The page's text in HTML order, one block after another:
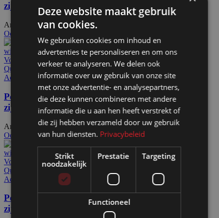
zijdig op wielen
Artikelnummer: 18600 €413,50
Ook te huur
Voeg toe aan offerteaanvraag
Quick view
Add to wishlist
Posterwand HxB208x202cm met 2x A0 kliklijst 1-
zijdig op wielen
Artikelnummer: 18602€500,00 Excl. BTW
Ook te huur
Voeg toe aan offerteaanvraag
Quick view
Add to wishlist
Posterwand HxB259x301cm met 6x A0 kliklijst 1-
zijdig op wielen
Deze website maakt gebruik
van cookies.
We gebruiken cookies om inhoud en
advertenties te personaliseren en om ons
verkeer te analyseren. We delen ook
informatie over uw gebruik van onze site
met onze advertentie- en analysepartners,
die deze kunnen combineren met andere
informatie die u aan hen heeft verstrekt of
die zij hebben verzameld door uw gebruik
van hun diensten. Privacybeleid
Strikt
noodzakelijk
Prestatie Targeting
Functioneel